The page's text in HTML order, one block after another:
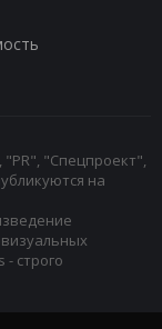
"Спецпроект",
на
строго